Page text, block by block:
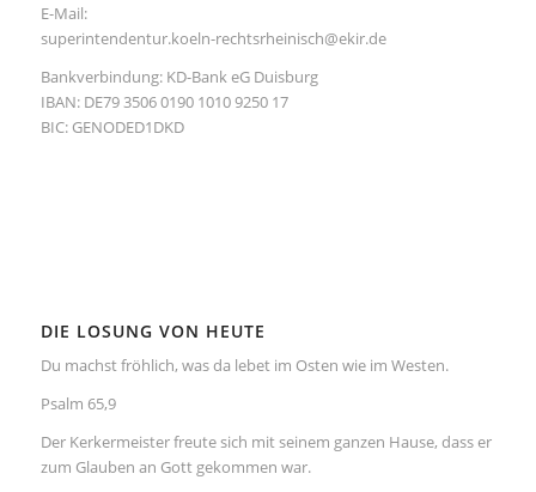
E-Mail:
superintendentur.koeln-rechtsrheinisch@ekir.de
Bankverbindung: KD-Bank eG Duisburg
IBAN: DE79 3506 0190 1010 9250 17
BIC: GENODED1DKD
DIE LOSUNG VON HEUTE
Du machst fröhlich, was da lebet im Osten wie im Westen.
Psalm 65,9
Der Kerkermeister freute sich mit seinem ganzen Hause, dass er
zum Glauben an Gott gekommen war.